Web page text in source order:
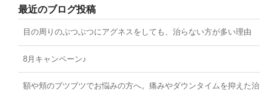
最近のブログ投稿
目の周りのぶつぶつにアグネスをしても、治らない方が多い理由
8月キャンペーン♪
額や頬のブツブツでお悩みの方へ。痛みやダウンタイムを抑えた治